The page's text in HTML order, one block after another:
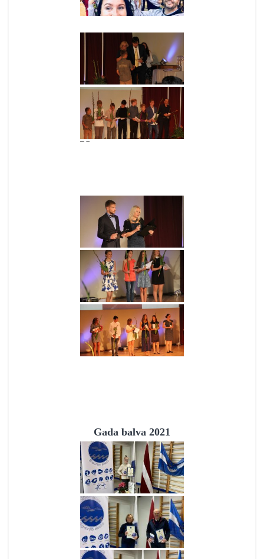
Gada balva 2021